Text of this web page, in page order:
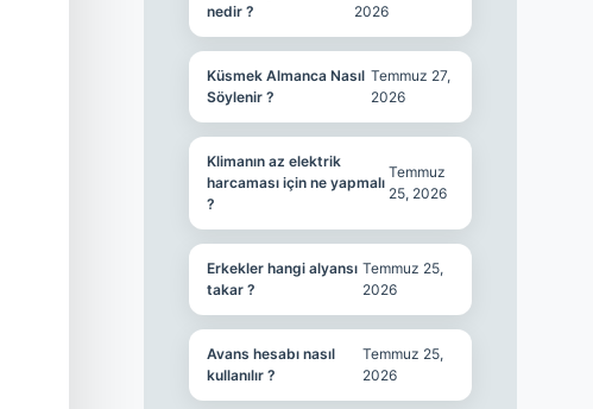
nedir ?
2026
Küsmek Almanca Nasıl
Söylenir ?
Temmuz 27,
2026
Klimanın az elektrik
harcaması için ne yapmalı
?
Temmuz
25, 2026
Erkekler hangi alyansı
takar ?
Temmuz 25,
2026
Avans hesabı nasıl
kullanılır ?
Temmuz 25,
2026